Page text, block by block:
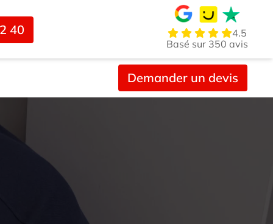
40
4.5
Basé sur 350 avis
Demander un devis